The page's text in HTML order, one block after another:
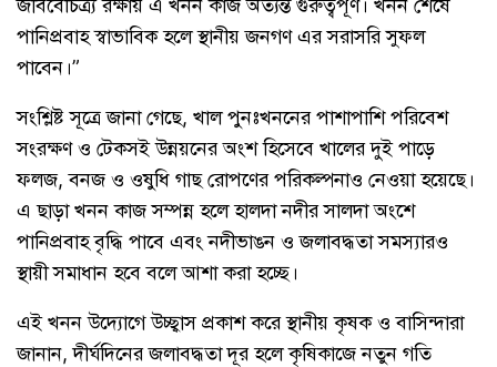
পানিপ্রবাহ স্বাভাবিক হলে স্থানীয় জনগণ এর সরাসরি সুফল
পাবেন।”
সংশ্লিষ্ট সূত্রে জানা গেছে, খাল পুনঃখননের পাশাপাশি পরিবেশ
সংরক্ষণ ও টেকসই উন্নয়নের অংশ হিসেবে খালের দুই পাড়ে
ফলজ, বনজ ও ওষুধি গাছ রোপণের পরিকল্পনাও নেওয়া হয়েছে।
এ ছাড়া খনন কাজ সম্পন্ন হলে হালদা নদীর সালদা অংশে
পানিপ্রবাহ বৃদ্ধি পাবে এবং নদীভাঙন ও জলাবদ্ধতা সমস্যারও
স্থায়ী সমাধান হবে বলে আশা করা হচ্ছে।
এই খনন উদ্যোগে উচ্ছ্বাস প্রকাশ করে স্থানীয় কৃষক ও বাসিন্দারা
জানান, দীর্ঘদিনের জলাবদ্ধতা দূর হলে কৃষিকাজে নতুন গতি